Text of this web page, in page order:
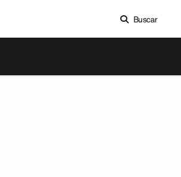
Buscar